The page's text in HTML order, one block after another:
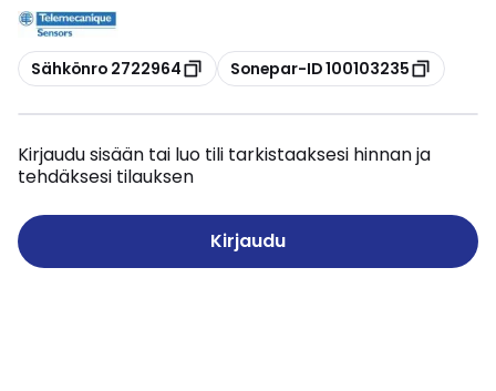
Kopioi
Sähkönro 2722964 Kopioi
Sonepar-ID 100103235
Kirjaudu sisään tai luo tili tarkistaaksesi hinnan ja
tehdäksesi tilauksen
Kirjaudu